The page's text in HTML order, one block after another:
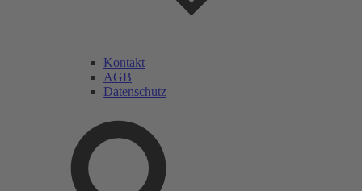
Kontakt
AGB
Datenschutz